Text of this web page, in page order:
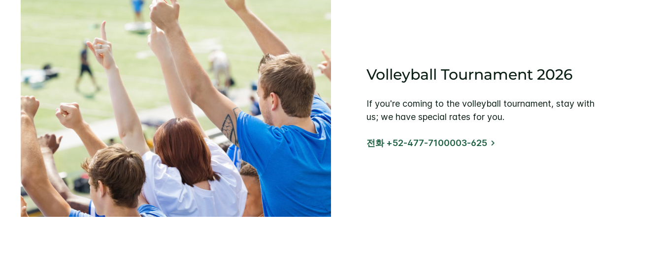
Volleyball Tournament 2026
If you're coming to the volleyball tournament, stay with
us; we have special rates for you.
전화 +52-477-7100003-625